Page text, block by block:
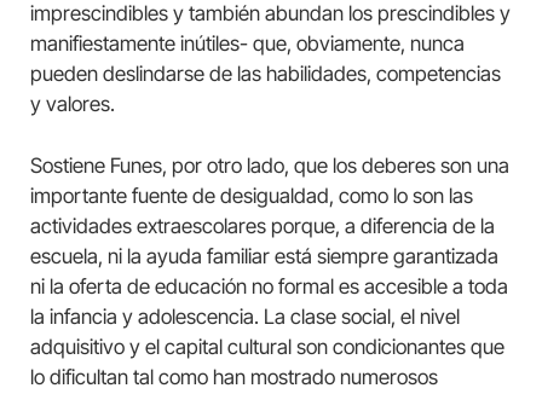
imprescindibles y también abundan los prescindibles y
manifiestamente inútiles- que, obviamente, nunca
pueden deslindarse de las habilidades, competencias
y valores.
Sostiene Funes, por otro lado, que los deberes son una
importante fuente de desigualdad, como lo son las
actividades extraescolares porque, a diferencia de la
escuela, ni la ayuda familiar está siempre garantizada
ni la oferta de educación no formal es accesible a toda
la infancia y adolescencia. La clase social, el nivel
adquisitivo y el capital cultural son condicionantes que
lo dificultan tal como han mostrado numerosos